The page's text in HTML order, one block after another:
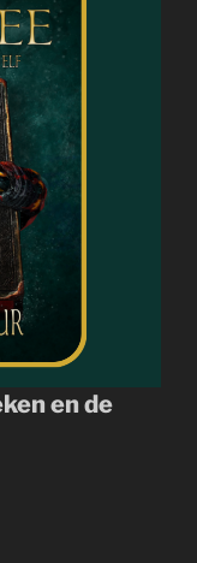
en de